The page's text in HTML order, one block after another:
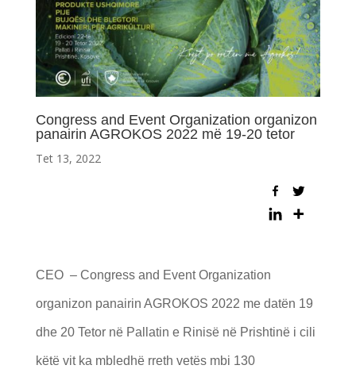
Congress and Event Organization organizon
panairin AGROKOS 2022 më 19-20 tetor
Tet 13, 2022
CEO – Congress and Event Organization
organizon panairin AGROKOS 2022 me datën 19
dhe 20 Tetor në Pallatin e Rinisë në Prishtinë i cili
këtë vit ka mbledhë rreth vetës mbi 130